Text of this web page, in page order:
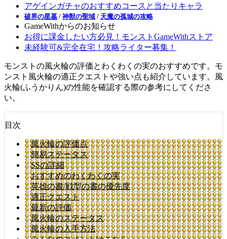
アゲインガチャのおすすめコースと当たりキャラ
破界の星墓 / 神獣の聖域 / 天魔の孤城の攻略
GameWithからのお知らせ
お得に課金したい方必見！モンストGameWithストア
未経験可&完全在宅！攻略ライター募集！
モンストの風火輪の評価とわくわくの実のおすすめです。モ
ンスト風火輪の適正クエストや強い点も紹介しています。風
火輪(ふうかりん)の性能を確認する際の参考にしてくださ
い。
目次
風火輪の評価点
簡易ステータス
SSの詳細
おすすめのわくわくの実
英雄の書/戦型の書の優先度
適正クエスト
最新の評価
風火輪のステータス
風火輪の入手方法